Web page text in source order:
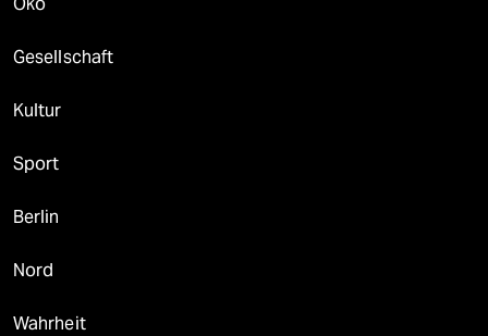
Gesellschaft
Kultur
Sport
Berlin
Nord
Wahrheit